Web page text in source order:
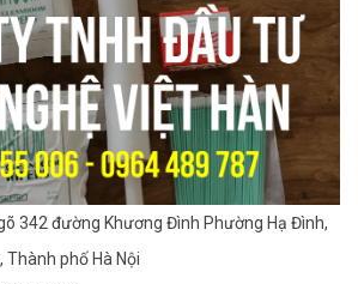
342 đường Khương Đình Phường Hạ Đình,
Thành phố Hà Nội